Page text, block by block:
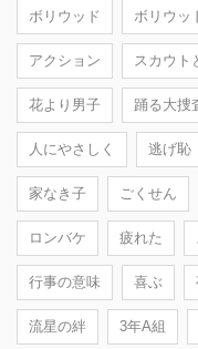
ボリウッド ボリウッ
アクション スカウト
花より男子 踊る大捜
人にやさしく 逃げ恥
家なき子 ごくせん
ロンバケ 疲れた
行事の意味 喜ぶ
流星の絆 3年A組